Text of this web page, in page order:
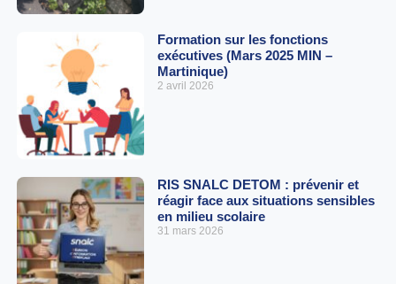
Formation sur les fonctions
exécutives (Mars 2025 MIN –
Martinique)
2 avril 2026
RIS SNALC DETOM : prévenir et
réagir face aux situations sensibles
en milieu scolaire
31 mars 2026